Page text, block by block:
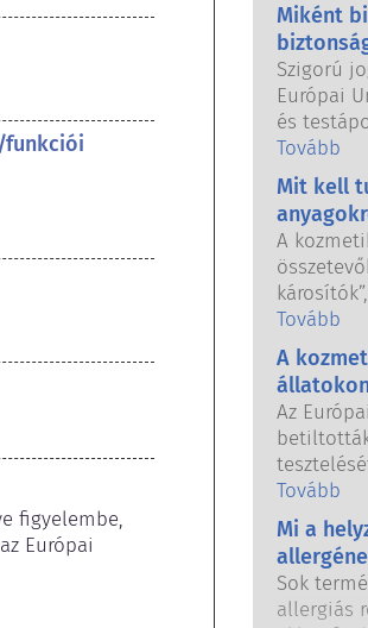
funkciói
figyelembe,
Európai
Miként
Szigorú
Európai
és
országos
közösen
Tovább
Mit kell
A
azért,
hormont,
anyag,
nagyon
hogy
A
elvégzett
Tovább
A
Az
tilalom
fogott,
Tovább
Mi a
Sok
allergiás